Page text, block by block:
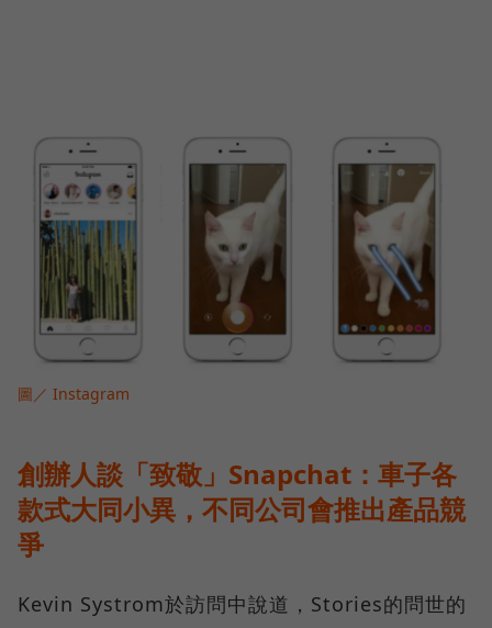
圖／ Instagram
創辦人談「致敬」Snapchat：車子各
款式大同小異，不同公司會推出產品競
爭
Kevin Systrom於訪問中說道，Stories的問世的